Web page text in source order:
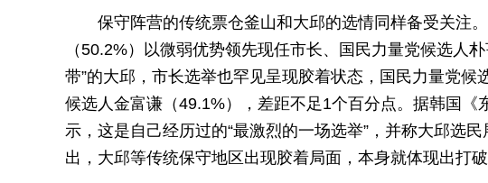
保守阵营的传统票仓釜山和大邱的选情同样备受关注
（50.2%）以微弱优势领先现任市长、国民力量党候选人
带”的大邱，市长选举也罕见呈现胶着状态，国民力量党
候选人金富谦（49.1%），差距不足1个百分点。据韩国
示，这是自己经历过的“最激烈的一场选举”，并称大邱选
出，大邱等传统保守地区出现胶着局面，本身就体现出打